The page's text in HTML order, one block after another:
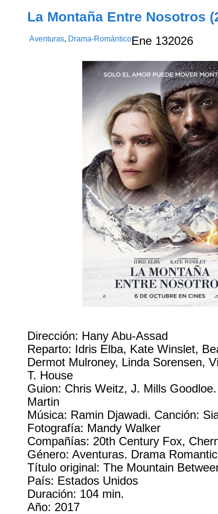
La Montaña Entre Nosotros
Aventuras, Drama-RománticoEne 132026
Dirección: Hany Abu-Assad
Reparto: Idris Elba, Kate Winslet,
Dermot Mulroney, Linda Sorensen,
T. House
Guion: Chris Weitz, J. Mills
Martin
Música: Ramin Djawadi. Canción:
Fotografía: Mandy Walker
Compañías: 20th Century Fox,
Género: Aventuras. Drama
Título original: The Mountain
País: Estados Unidos
Duración: 104 min.
Año: 2017